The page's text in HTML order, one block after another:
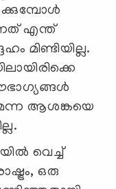
എന്ത്
മിണ്ടിയില്ല.
ആശങ്കയെ
വെച്ച്
ഒരു